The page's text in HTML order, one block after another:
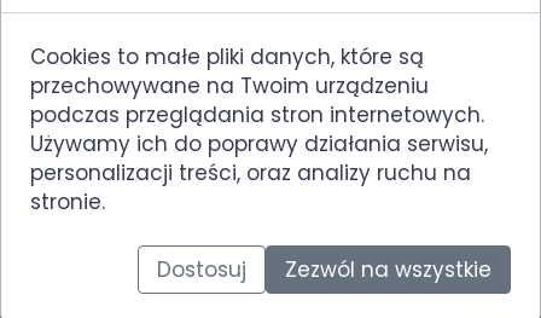
niego ze słowami Ewangelii o Osobie Jezusa
Chrystusa, w którym ludzie mogą otrzymać życie
wieczne, jeśli prawdziwie tego pragną. Te słowa
wywarły głęboki wpływ na jego stan duchowy i
trwale zapisały się w jego sercu. Po jakimś czasie
opowiadał:
„Pewnego wieczoru, będąc na dyskotece, moja
sytuacja do tego stopnia zajmowała moje myśli,
że w końcu wyszedłem stamtąd, aby się trochę
uspokoić. Zacząłem wtedy również myśleć o tym,
Cookies to małe pliki danych, które są
przechowywane na Twoim urządzeniu
podczas przeglądania stron internetowych.
Używamy ich do poprawy działania serwisu,
personalizacji treści, oraz analizy ruchu na
stronie.
Dostosuj Zezwól na wszystkie